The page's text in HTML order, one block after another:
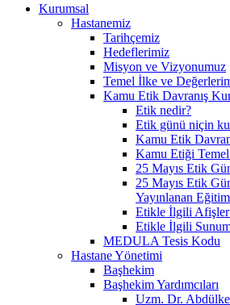
Kurumsal
Hastanemiz
Tarihçemiz
Hedeflerimiz
Misyon ve Vizyonumuz
Temel İlke ve
Kamu Etik Davranış
Etik nedir?
Etik günü niçin
Kamu Etik
Kamu Etiği
25 Mayıs Etik
25 Mayıs Etik
Yayınlanan
Etikle İlgili Afişler
Etikle İlgili
MEDULA Tesis Kodu
Hastane Yönetimi
Başhekim
Başhekim Yardımcıları
Uzm. Dr.